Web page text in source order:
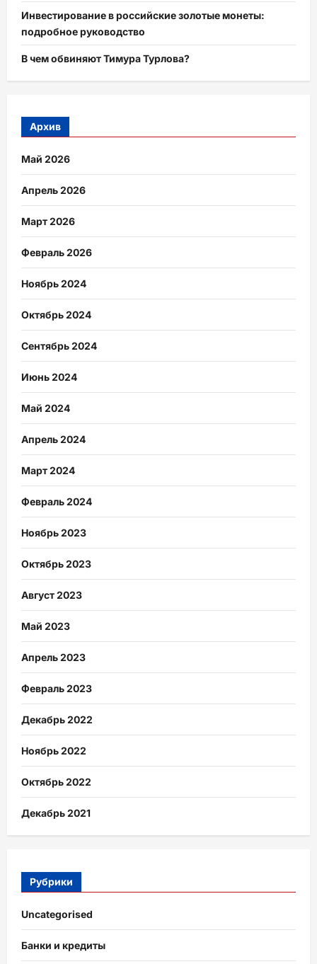
Инвестирование в российские золотые монеты:
подробное руководство
В чем обвиняют Тимура Турлова?
Архив
Май 2026
Апрель 2026
Март 2026
Февраль 2026
Ноябрь 2024
Октябрь 2024
Сентябрь 2024
Июнь 2024
Май 2024
Апрель 2024
Март 2024
Февраль 2024
Ноябрь 2023
Октябрь 2023
Август 2023
Май 2023
Апрель 2023
Февраль 2023
Декабрь 2022
Ноябрь 2022
Октябрь 2022
Декабрь 2021
Рубрики
Uncategorised
Банки и кредиты